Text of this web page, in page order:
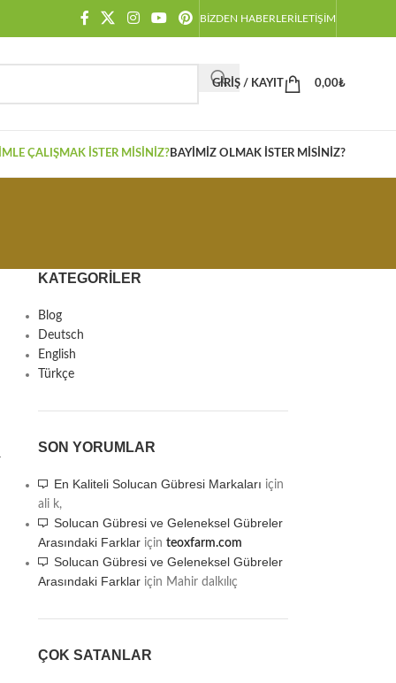
BIZDEN HABERLERİLETIŞIM
GIRIŞ / KAYIT 0,00₺
ÇALIŞMAK İSTER MISINIZ?BAYIMIZ OLMAK İSTER MISINIZ?
KATEGORILER
Blog
Deutsch
English
Türkçe
SON YORUMLAR
En Kaliteli Solucan Gübresi Markaları için
ali k,
Solucan Gübresi ve Geleneksel Gübreler
Arasındaki Farklariçin teoxfarm.com
Solucan Gübresi ve Geleneksel Gübreler
Arasındaki Farklariçin Mahir dalkılıç
ÇOK SATANLAR